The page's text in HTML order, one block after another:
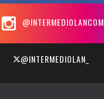
@INTERMEDIOLANCOM
@INTERMEDIOLAN_